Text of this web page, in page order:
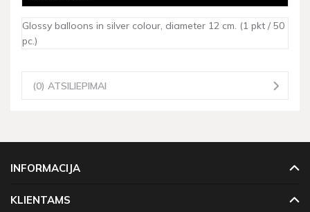
Glossy balloons in silver colour, diameter 12 cm. (1 pkt / 50
pc.)
(0) ATSILIEPIMAI
INFORMACIJA
KLIENTAMS